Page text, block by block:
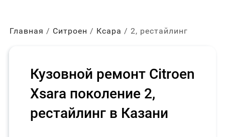
Главная Ситроен Ксара 2, рестайлинг
Кузовной ремонт Citroen
Xsara поколение 2,
рестайлинг в Казани